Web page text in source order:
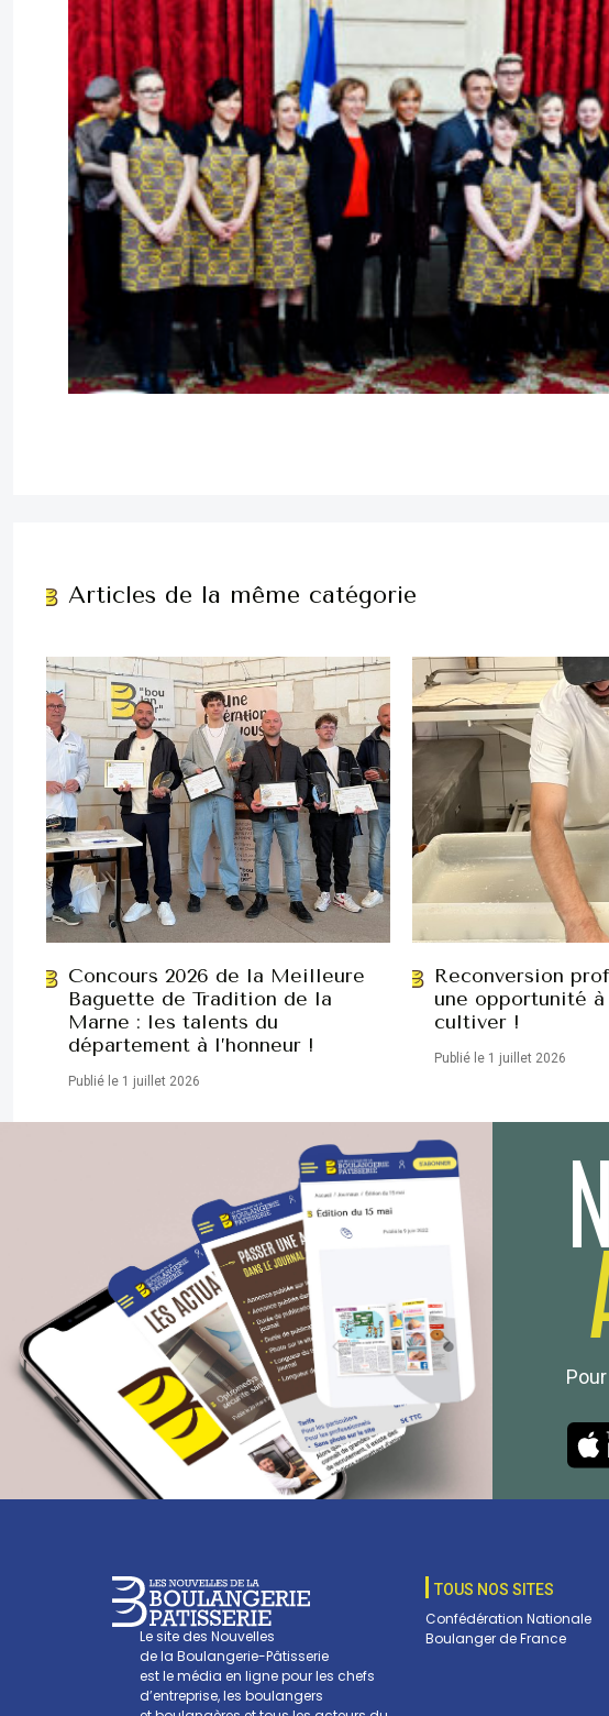
Articles de la même catégorie
Concours 2026 de la Meilleure
Baguette de Tradition de la
Marne : les talents du
département à l’honneur !
Publié le 1 juillet 2026
Reconversion
une opportunité
cultiver !
Publié le 1 juillet 2026
Le site des Nouvelles
de la Boulangerie-Pâtisserie
est le média en ligne pour les chefs
d’entreprise, les boulangers
TOUS NOS SITES
Confédération Nationale
Boulanger de France